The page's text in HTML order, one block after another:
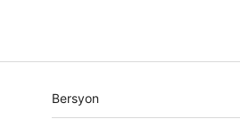
Meta
Bersyon